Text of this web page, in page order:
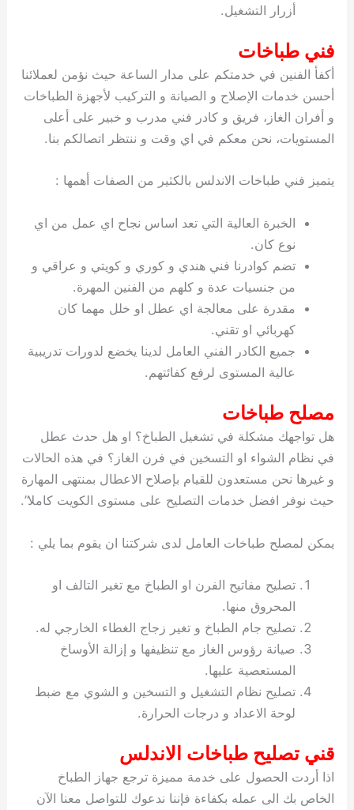
أزرار التشغيل.
فني طباخات
أكفأ الفنين في خدمتكم على مدار الساعة حيث نؤمن لعملائنا
أحسن خدمات الإصلاح و الصيانة و التركيب لأجهزة الطباخات
و أفران الغاز، فريق و كادر فني مدرب و خبير على أعلى
المستويات، نحن معكم في اي وقت و ننتظر اتصالكم بنا.
يتميز فني طباخات الاندلس بالكثير من الصفات أهمها :
الخبرة العالية التي تعد اساس نجاح اي عمل من اي
نوع كان.
تضم كوادرنا فني هندي و كوري و كويتي و عراقي و
من جنسيات عدة و كلهم من الفنين المهرة.
مقدرة على معالجة اي عطل او خلل مهما كان
كهربائي او تقني.
جميع الكادر الفني العامل لدينا يخضع لدورات تدريبية
عالية المستوى لرفع كفائتهم.
مصلح طباخات
هل تواجهك مشكلة في تشغيل الطباخ؟ او هل حدث عطل
في نظام الشواء او التسخين في فرن الغاز؟ في هذه الحالات
و غيرها نحن مستعدون للقيام بإصلاح الاعطال بمنتهى المهارة
حيث نوفر افضل خدمات التصليح على مستوى الكويت كاملا”.
يمكن لمصلح طباخات العامل لدى شركتنا ان يقوم بما يلي :
تصليح مفاتيح الفرن او الطباخ مع تغير التالف او
المحروق منها.
تصليح جام الطباخ و تغير زجاج الغطاء الخارجي له.
صيانة رؤوس الغاز مع تنظيفها و إزالة الأوساخ
المستعصية عليها.
تصليح نظام التشغيل و التسخين و الشوي مع ضبط
لوحة الاعداد و درجات الحرارة.
قني تصليح طباخات الاندلس
اذا أردت الحصول على خدمة مميزة ترجع جهاز الطباخ
الخاص بك الى عمله بكفاءة فإننا ندعوك للتواصل معنا الآن